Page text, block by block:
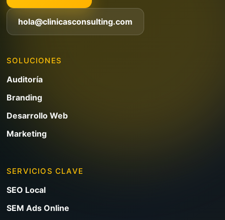
hola@clinicasconsulting.com
SOLUCIONES
Auditoría
Branding
Desarrollo Web
Marketing
SERVICIOS CLAVE
SEO Local
SEM Ads Online